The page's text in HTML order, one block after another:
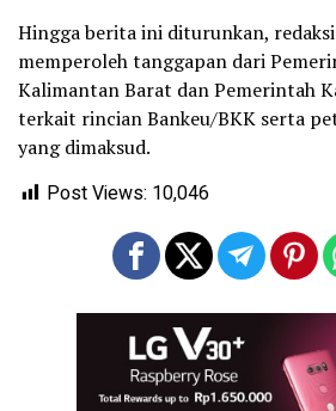
Hingga berita ini diturunkan,
memperoleh tanggapan dari
Kalimantan Barat dan Pemerintah
terkait rincian Bankeu/BKK serta
yang dimaksud.
Post Views: 10,046